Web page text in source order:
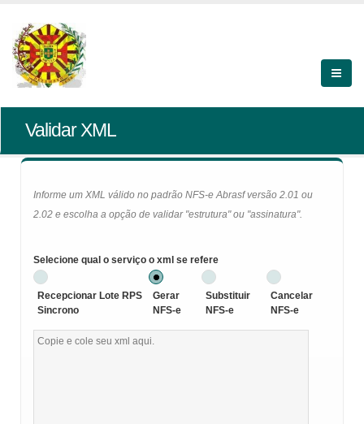
Validar XML
Informe um XML válido no padrão NFS-e Abrasf versão 2.01 ou
2.02 e escolha a opção de validar "estrutura" ou "assinatura".
Selecione qual o serviço o xml se refere
Recepcionar Lote RPS
Sincrono
Gerar
NFS-e
Substituir
NFS-e
Cancelar
NFS-e